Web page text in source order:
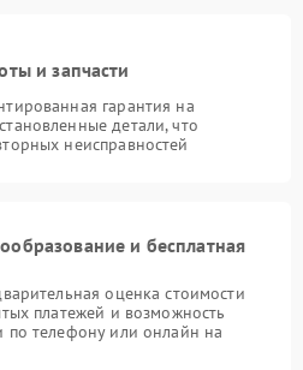
и запчасти
гарантия на
детали, что
неисправностей
и бесплатная
оценка стоимости
платежей и возможность
по телефону или онлайн на